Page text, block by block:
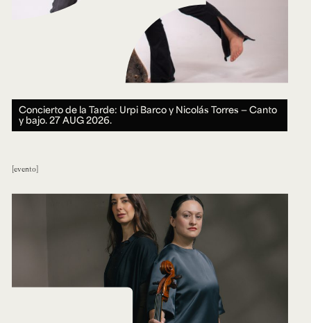
Concierto de la Tarde: Urpi Barco y Nicolás Torres — Canto
y bajo.27 AUG 2026.
evento